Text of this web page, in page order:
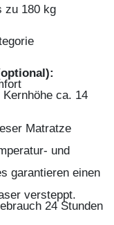
zu 180 kg
ca. 14
Matratze
und
garantieren einen
versteppt.
24 Stunden